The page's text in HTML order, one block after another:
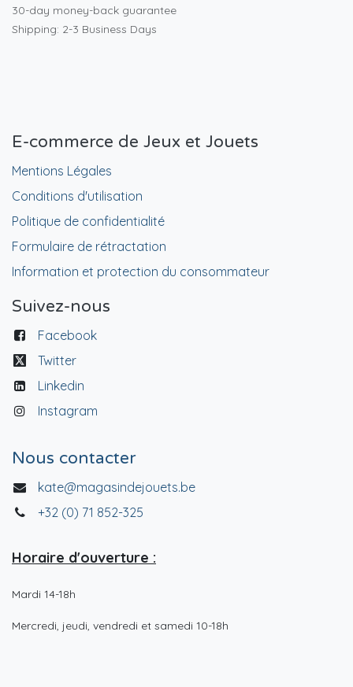
30-day money-back guarantee
Shipping: 2-3 Business Days
E-commerce de Jeux et Jouets
Mentions Légales
Conditions d'utilisation
Politique de confidentialité
Formulaire de rétractation
Information et protection du consommateur
Suivez-nous
Facebook
Twitter
Linkedin
Instagram
Nous contacter
kate@magasindejouets.be
+32 (0) 71 852-325
Horaire d'ouverture :
Mardi 14-18h
Mercredi, jeudi, vendredi et samedi 10-18h